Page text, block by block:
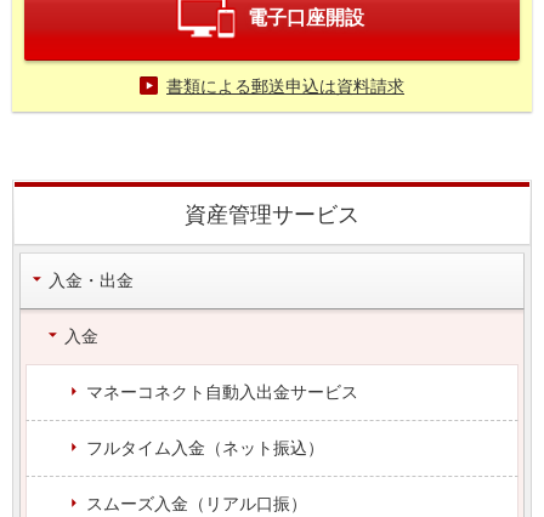
電子口座開設
書類による郵送申込は資料請求
資産管理サービス
入金・出金
入金
マネーコネクト自動入出金サービス
フルタイム入金（ネット振込）
スムーズ入金（リアル口振）